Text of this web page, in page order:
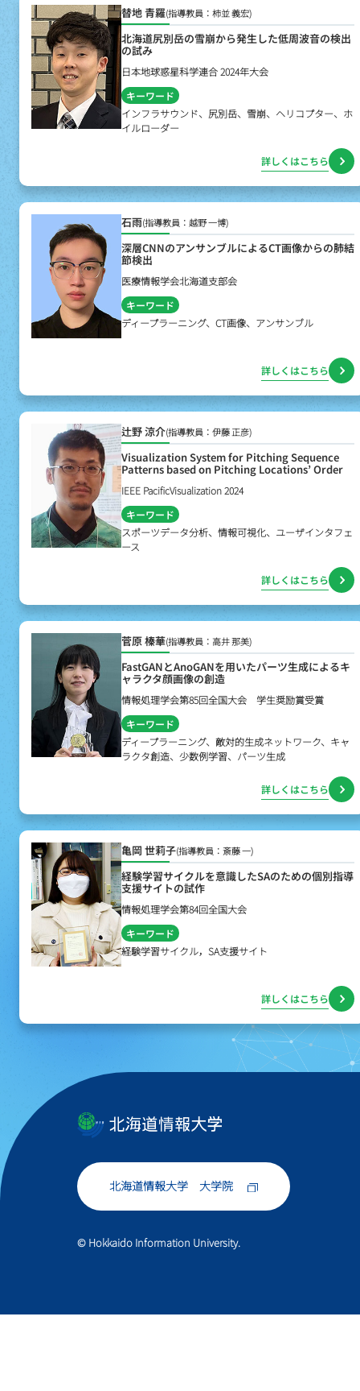
替地 青羅(指導教員：柿並 義宏)
北海道尻別岳の雪崩から発生した低周波音の検出
の試み
日本地球惑星科学連合 2024年大会
キーワード
インフラサウンド、尻別岳、雪崩、ヘリコプター、ホ
イルローダー
詳しくはこちら
石雨(指導教員：越野 一博)
深層CNNのアンサンブルによるCT画像からの肺結
節検出
医療情報学会北海道支部会
キーワード
ディープラーニング、CT画像、アンサンブル
詳しくはこちら
辻野 涼介(指導教員：伊藤 正彦)
Visualization System for Pitching Sequence
Patterns based on Pitching Locations’ Order
IEEE PacificVisualization 2024
キーワード
スポーツデータ分析、情報可視化、ユーザインタフェ
ース
詳しくはこちら
菅原 榛華(指導教員：高井 那美)
FastGANとAnoGANを用いたパーツ生成によるキ
ャラクタ顔画像の創造
情報処理学会第85回全国大会 学生奨励賞受賞
キーワード
ディープラーニング、敵対的生成ネットワーク、キャ
ラクタ創造、少数例学習、パーツ生成
詳しくはこちら
亀岡 世莉子(指導教員：斎藤 一)
経験学習サイクルを意識したSAのための個別指導
支援サイトの試作
情報処理学会第84回全国大会
キーワード
経験学習サイクル，SA支援サイト
詳しくはこちら
北海道情報大学 大学院
© Hokkaido Information University.